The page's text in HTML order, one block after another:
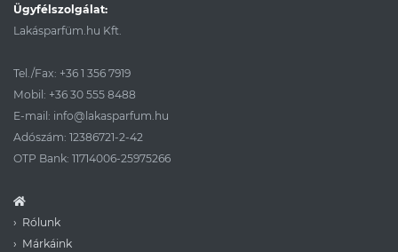
Ügyfélszolgálat:
Lakásparfüm.hu Kft.
Tel./Fax: +36 1 356 7919
Mobil: +36 30 555 8488
E-mail: info@lakasparfum.hu
Adószám: 12386721-2-42
OTP Bank: 11714006-25975266
Rólunk
Márkáink